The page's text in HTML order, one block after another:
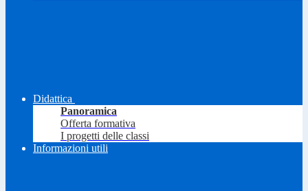
Didattica
Panoramica
Offerta formativa
I progetti delle classi
Informazioni utili